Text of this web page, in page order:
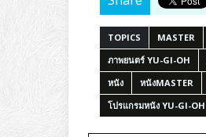
TOPICS MASTER
ภาพยนตร์ YU-GI-OH
หนัง
หนังMASTER
โปรแกรมหนัง YU-GI-OH